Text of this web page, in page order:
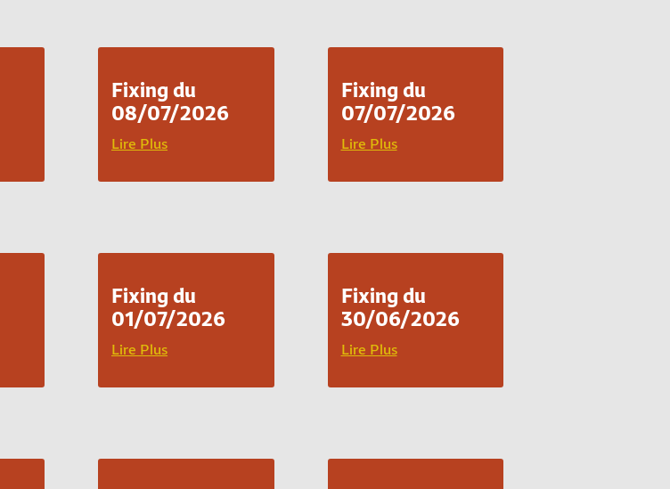
Fixing du
08/07/2026
Lire Plus
Fixing du
07/07/2026
Lire Plus
Fixing du
01/07/2026
Lire Plus
Fixing du
30/06/2026
Lire Plus